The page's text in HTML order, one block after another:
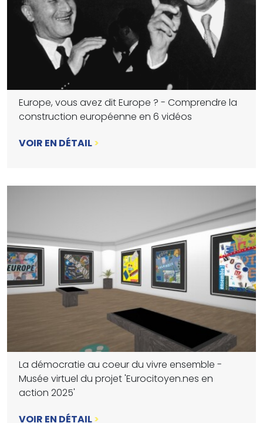
Europe, vous avez dit Europe ? - Comprendre la
construction européenne en 6 vidéos
VOIR EN DÉTAIL>
La démocratie au coeur du vivre ensemble -
Musée virtuel du projet 'Eurocitoyen.nes en
action 2025'
VOIR EN DÉTAIL>